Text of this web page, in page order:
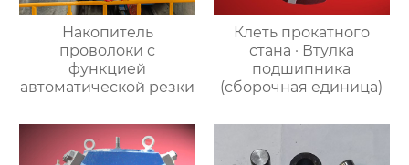
Накопитель
проволоки с
функцией
автоматической резки
Клеть прокатного
стана · Втулка
подшипника
(сборочная единица)